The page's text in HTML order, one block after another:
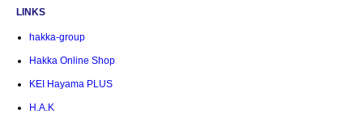
LINKS
hakka-group
Hakka Online Shop
KEI Hayama PLUS
H.A.K